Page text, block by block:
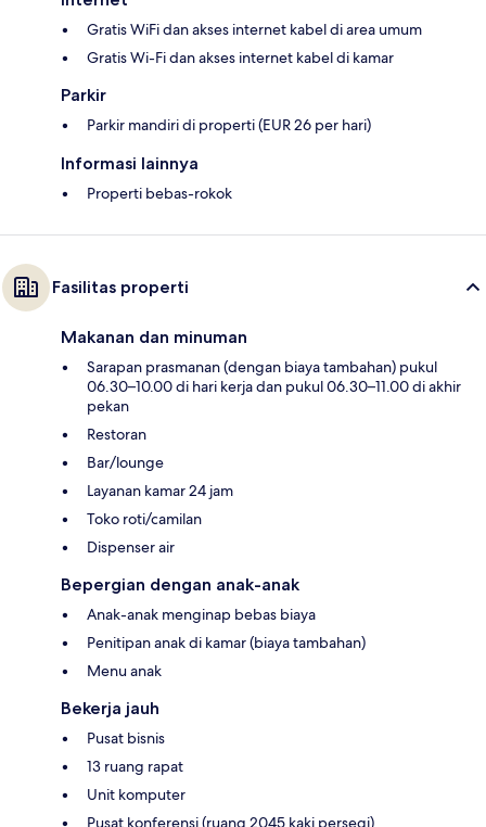
Gratis WiFi dan akses internet kabel di area umum
Gratis Wi-Fi dan akses internet kabel di kamar
Parkir
Parkir mandiri di properti (EUR 26 per hari)
Informasi lainnya
Properti bebas-rokok
Fasilitas properti
Makanan dan minuman
Sarapan prasmanan (dengan biaya tambahan) pukul
06.30–10.00 di hari kerja dan pukul 06.30–11.00 di akhir
pekan
Restoran
Bar/lounge
Layanan kamar 24 jam
Toko roti/camilan
Dispenser air
Bepergian dengan anak-anak
Anak-anak menginap bebas biaya
Penitipan anak di kamar (biaya tambahan)
Menu anak
Bekerja jauh
Pusat bisnis
13 ruang rapat
Unit komputer
Pusat konferensi (ruang 2045 kaki persegi)